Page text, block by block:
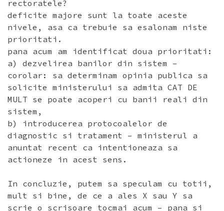
rectoratele?
deficite majore sunt la toate aceste
nivele, asa ca trebuie sa esalonam niste
prioritati.
pana acum am identificat doua prioritati:
a) dezvelirea banilor din sistem –
corolar: sa determinam opinia publica sa
solicite ministerului sa admita CAT DE
MULT se poate acoperi cu banii reali din
sistem,
b) introducerea protocoalelor de
diagnostic si tratament – ministerul a
anuntat recent ca intentioneaza sa
actioneze in acest sens.
In concluzie, putem sa speculam cu totii,
mult si bine, de ce a ales X sau Y sa
scrie o scrisoare tocmai acum – pana si